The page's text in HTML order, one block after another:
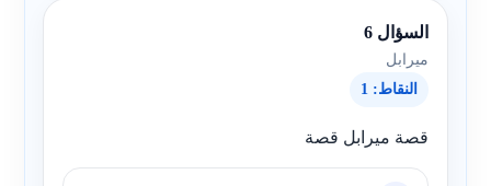
السؤال 6
ميرابل
النقاط: 1
قصة ميرابل قصة